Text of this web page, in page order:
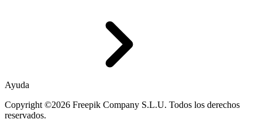
Ayuda
Copyright ©2026 Freepik Company S.L.U. Todos los derechos
reservados.